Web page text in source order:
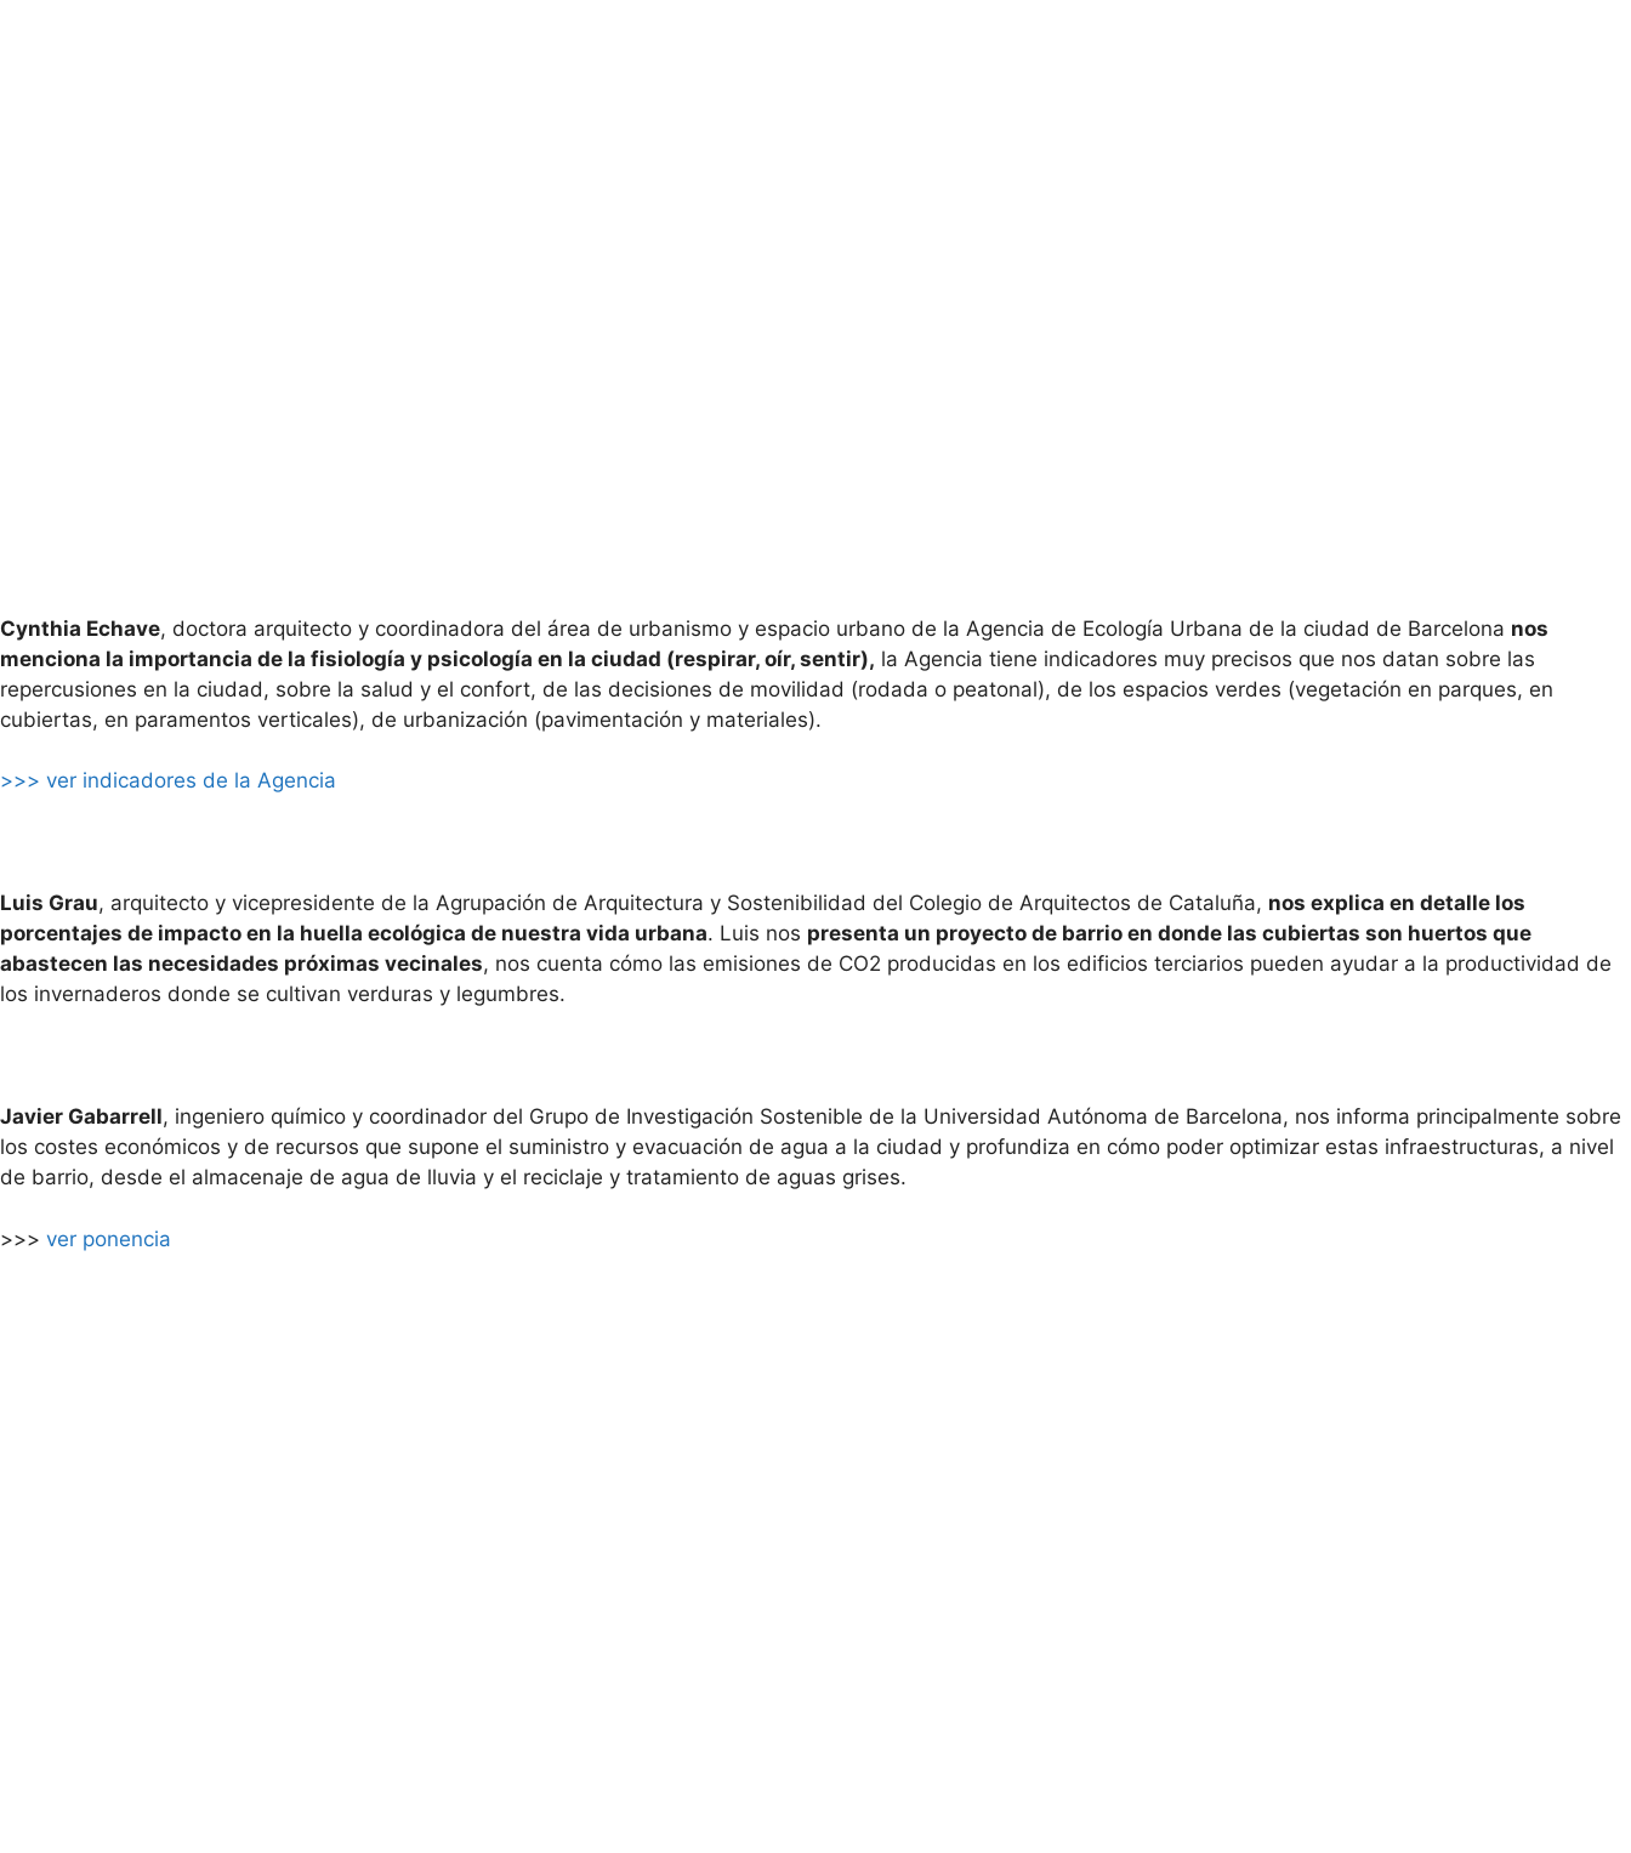
Cynthia Echave, doctora arquitecto y coordinadora del área de urbanismo y espacio urbano de la Agencia de Ecología Urbana de la ciudad de Barcelona nos
menciona la importancia de la fisiología y psicología en la ciudad (respirar, oír, sentir), la Agencia tiene indicadores muy precisos que nos datan sobre las
repercusiones en la ciudad, sobre la salud y el confort, de las decisiones de movilidad (rodada o peatonal), de los espacios verdes (vegetación en parques, en
cubiertas, en paramentos verticales), de urbanización (pavimentación y materiales).
>>> ver indicadores de la Agencia
Luis Grau, arquitecto y vicepresidente de la Agrupación de Arquitectura y Sostenibilidad del Colegio de Arquitectos de Cataluña, nos explica en detalle los
porcentajes de impacto en la huella ecológica de nuestra vida urbana. Luis nos presenta un proyecto de barrio en donde las cubiertas son huertos que
abastecen las necesidades próximas vecinales, nos cuenta cómo las emisiones de CO2 producidas en los edificios terciarios pueden ayudar a la productividad de
los invernaderos donde se cultivan verduras y legumbres.
Javier Gabarrell, ingeniero químico y coordinador del Grupo de Investigación Sostenible de la Universidad Autónoma de Barcelona, nos informa principalmente sobre
los costes económicos y de recursos que supone el suministro y evacuación de agua a la ciudad y profundiza en cómo poder optimizar estas infraestructuras, a nivel
de barrio, desde el almacenaje de agua de lluvia y el reciclaje y tratamiento de aguas grises.
>>> ver ponencia